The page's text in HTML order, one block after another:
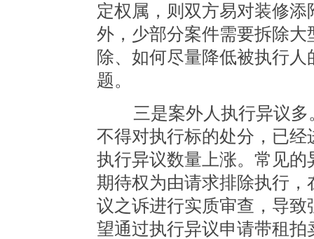
定权属，则双方易对装修
外，少部分案件需要拆除
除、如何尽量降低被执行
题。
三是案外人执行异议多
不得对执行标的处分，已
执行异议数量上涨。常见
期待权为由请求排除执行
议之诉进行实质审查，导
望通过执行异议申请带租